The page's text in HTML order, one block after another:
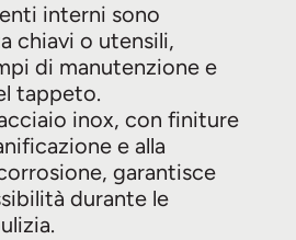
interni sono
chiavi o utensili,
di manutenzione e
tappeto.
inox, con finiture
e alla
garantisce
durante le